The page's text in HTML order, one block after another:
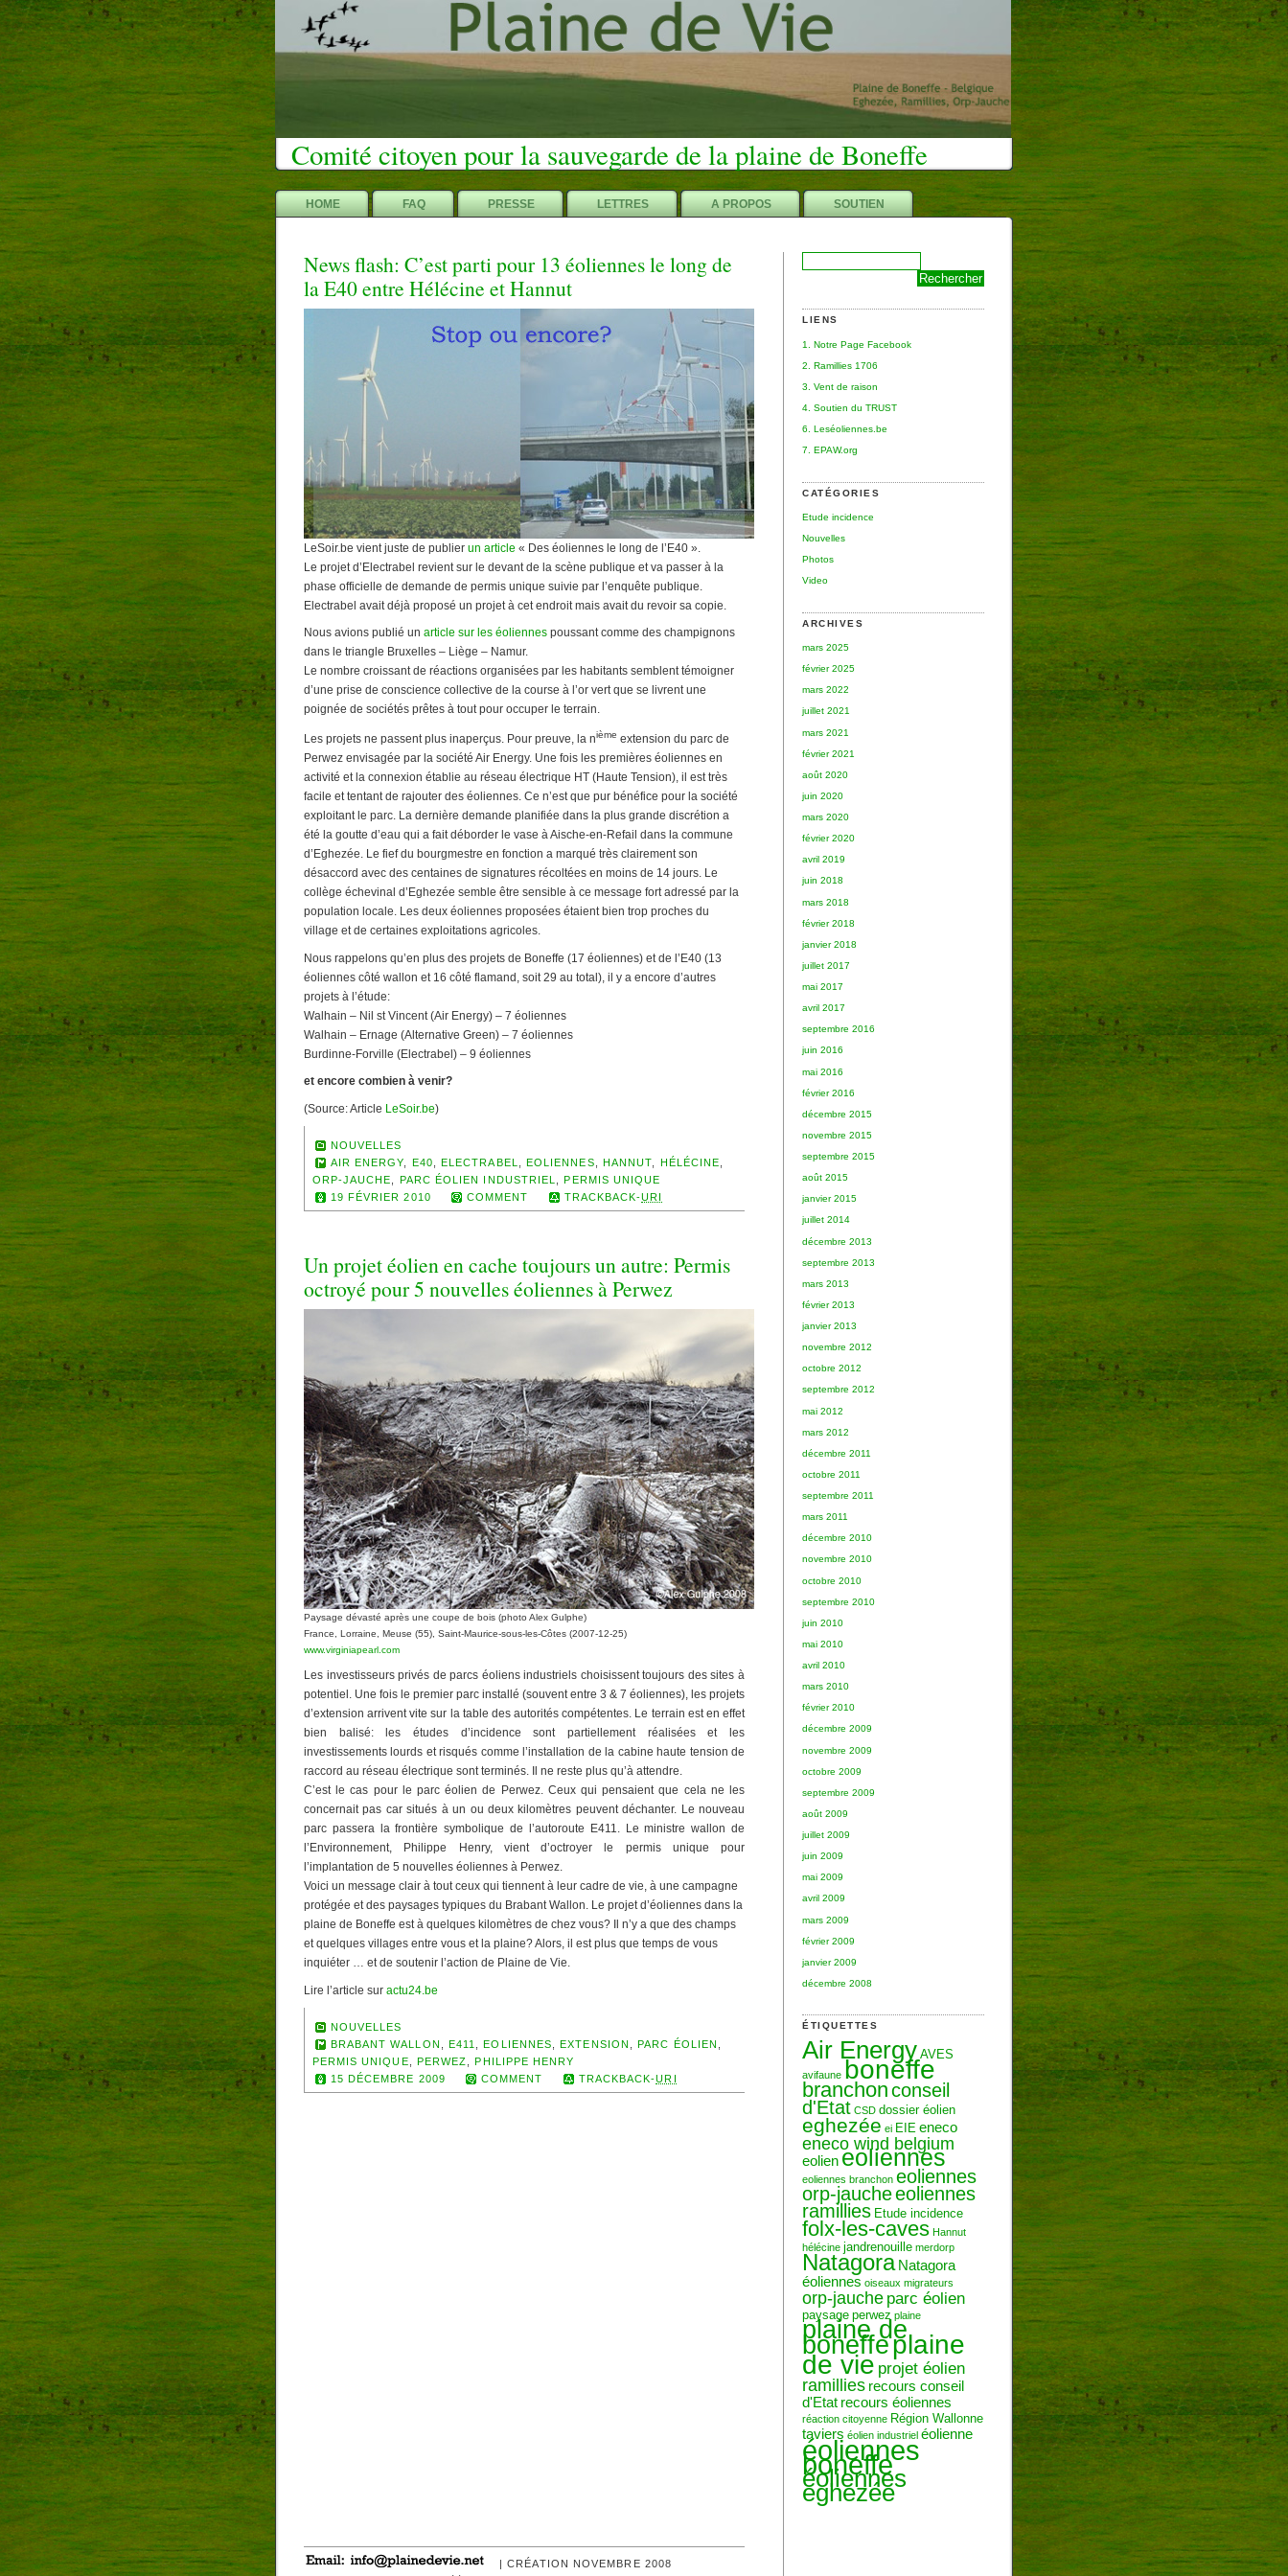
Comité citoyen pour la sauvegarde de la plaine de Boneffe
HOME FAQ PRESSE LETTRES A PROPOS SOUTIEN
LIENS
1. Notre Page Facebook
2. Ramillies 1706
3. Vent de raison
4. Soutien du TRUST
6. Leséoliennes.be
7. EPAW.org
CATÉGORIES
Etude incidence
Nouvelles
Photos
Video
ARCHIVES
mars 2025
février 2025
mars 2022
juillet 2021
mars 2021
février 2021
août 2020
juin 2020
mars 2020
février 2020
avril 2019
juin 2018
mars 2018
février 2018
janvier 2018
juillet 2017
mai 2017
avril 2017
septembre 2016
juin 2016
mai 2016
février 2016
décembre 2015
novembre 2015
septembre 2015
août 2015
janvier 2015
juillet 2014
décembre 2013
septembre 2013
mars 2013
février 2013
janvier 2013
novembre 2012
octobre 2012
septembre 2012
mai 2012
mars 2012
décembre 2011
octobre 2011
septembre 2011
mars 2011
décembre 2010
novembre 2010
octobre 2010
septembre 2010
juin 2010
mai 2010
avril 2010
mars 2010
février 2010
décembre 2009
novembre 2009
octobre 2009
septembre 2009
août 2009
juillet 2009
juin 2009
mai 2009
avril 2009
mars 2009
février 2009
janvier 2009
décembre 2008
ÉTIQUETTES
Air Energy AVES
avifaune boneffe
branchonconseil
d'Etat CSD dossier éolien
eghezée ei EIE eneco
eneco wind belgium
eolieneoliennes
eoliennes branchon eoliennes
orp-jaucheeoliennes
ramillies Etude incidence
folx-les-caves Hannut
hélécine jandrenouille merdorp
Natagora Natagora
éoliennes oiseaux migrateurs
orp-jauche parc éolien
paysage perwez plaine
plaine de
boneffeplaine
de vie projet éolien
ramillies recours conseil
d'Etat recours éoliennes
réaction citoyenne Région Wallonne
taviers éolien industriel éolienne
éoliennes
boneffe
éoliennes
eghezée
News flash: C’est parti pour 13 éoliennes le long de
la E40 entre Hélécine et Hannut
LeSoir.be vient juste de publier un article « Des éoliennes le long de l’E40 ».
Le projet d’Electrabel revient sur le devant de la scène publique et va passer à la
phase officielle de demande de permis unique suivie par l’enquête publique.
Electrabel avait déjà proposé un projet à cet endroit mais avait du revoir sa copie.
Nous avions publié un article sur les éoliennes poussant comme des champignons
dans le triangle Bruxelles – Liège – Namur.
Le nombre croissant de réactions organisées par les habitants semblent témoigner
d’une prise de conscience collective de la course à l’or vert que se livrent une
poignée de sociétés prêtes à tout pour occuper le terrain.
Les projets ne passent plus inaperçus. Pour preuve, la nième extension du parc de
Perwez envisagée par la société Air Energy. Une fois les premières éoliennes en
activité et la connexion établie au réseau électrique HT (Haute Tension), il est très
facile et tentant de rajouter des éoliennes. Ce n’est que pur bénéfice pour la société
exploitant le parc. La dernière demande planifiée dans la plus grande discrétion a
été la goutte d’eau qui a fait déborder le vase à Aische-en-Refail dans la commune
d’Eghezée. Le fief du bourgmestre en fonction a marqué très clairement son
désaccord avec des centaines de signatures récoltées en moins de 14 jours. Le
collège échevinal d’Eghezée semble être sensible à ce message fort adressé par la
population locale. Les deux éoliennes proposées étaient bien trop proches du
village et de certaines exploitations agricoles.
Nous rappelons qu’en plus des projets de Boneffe (17 éoliennes) et de l’E40 (13
éoliennes côté wallon et 16 côté flamand, soit 29 au total), il y a encore d’autres
projets à l’étude:
Walhain – Nil st Vincent (Air Energy) – 7 éoliennes
Walhain – Ernage (Alternative Green) – 7 éoliennes
Burdinne-Forville (Electrabel) – 9 éoliennes
et encore combien à venir?
(Source: Article LeSoir.be)
NOUVELLES
AIR ENERGY
E40 ELECTRABEL EOLIENNES HANNUT HÉLÉCINE
ORP-JAUCHE
PARC ÉOLIEN INDUSTRIEL ,PERMIS UNIQUE
19 FÉVRIER 2010
COMMENT TRACKBACK-URI
Un projet éolien en cache toujours un autre: Permis
octroyé pour 5 nouvelles éoliennes à Perwez
Paysage dévasté après une coupe de bois (photo Alex Gulphe)
France, Lorraine, Meuse (55), Saint-Maurice-sous-les-Côtes (2007-12-25)
www.virginiapearl.com
Les investisseurs privés de parcs éoliens industriels choisissent toujours des sites à
potentiel. Une fois le premier parc installé (souvent entre 3 & 7 éoliennes), les projets
d’extension arrivent vite sur la table des autorités compétentes. Le terrain est en effet
bien balisé: les études d’incidence sont partiellement réalisées et les
investissements lourds et risqués comme l’installation de la cabine haute tension de
raccord au réseau électrique sont terminés. Il ne reste plus qu’à attendre.
C’est le cas pour le parc éolien de Perwez. Ceux qui pensaient que cela ne les
concernait pas car situés à un ou deux kilomètres peuvent déchanter. Le nouveau
parc passera la frontière symbolique de l’autoroute E411. Le ministre wallon de
l’Environnement, Philippe Henry, vient d’octroyer le permis unique pour
l’implantation de 5 nouvelles éoliennes à Perwez.
Voici un message clair à tout ceux qui tiennent à leur cadre de vie, à une campagne
protégée et des paysages typiques du Brabant Wallon. Le projet d’éoliennes dans la
plaine de Boneffe est à quelques kilomètres de chez vous? Il n’y a que des champs
et quelques villages entre vous et la plaine? Alors, il est plus que temps de vous
inquiéter … et de soutenir l’action de Plaine de Vie.
Lire l’article sur actu24.be
NOUVELLES
BRABANT WALLON
E411 ,EOLIENNES ,EXTENSION ,PARC ÉOLIEN
PERMIS UNIQUE
PERWEZ ,PHILIPPE HENRY
15 DÉCEMBRE 2009
COMMENT TRACKBACK-URI
| CRÉATION NOVEMBRE 2008